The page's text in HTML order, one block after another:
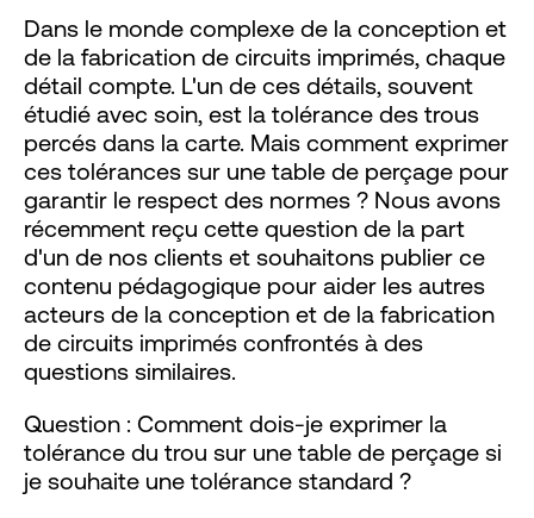
Dans le monde complexe de la conception et
de la fabrication de circuits imprimés, chaque
détail compte. L'un de ces détails, souvent
étudié avec soin, est la tolérance des trous
percés dans la carte. Mais comment exprimer
ces tolérances sur une table de perçage pour
garantir le respect des normes ? Nous avons
récemment reçu cette question de la part
d'un de nos clients et souhaitons publier ce
contenu pédagogique pour aider les autres
acteurs de la conception et de la fabrication
de circuits imprimés confrontés à des
questions similaires.
Question : Comment dois-je exprimer la
tolérance du trou sur une table de perçage si
je souhaite une tolérance standard ?